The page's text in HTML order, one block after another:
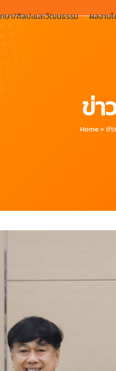
า/ศิลปะและวัฒนธรรม ผลงาน
ข่า
Home»ข่า